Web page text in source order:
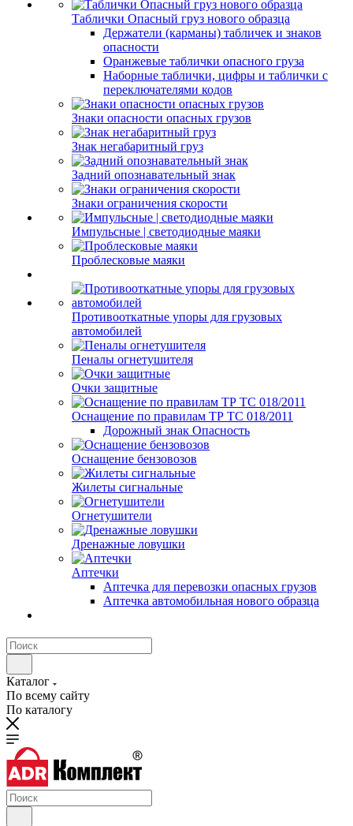
Таблички Опасный груз нового образца
Держатели (карманы) табличек и знаков
опасности
Оранжевые таблички опасного груза
Наборные таблички, цифры и таблички с
переключателями кодов
Знаки опасности опасных грузов
Знак негабаритный груз
Задний опознавательный знак
Знаки ограничения скорости
Импульсные | светодиодные маяки
Проблесковые маяки
Противооткатные упоры для грузовых
автомобилей
Пеналы огнетушителя
Очки защитные
Оснащение по правилам ТР ТС 018/2011
Дорожный знак Опасность
Оснащение бензовозов
Жилеты сигнальные
Огнетушители
Дренажные ловушки
Аптечки
Аптечка для перевозки опасных грузов
Аптечка автомобильная нового образца
Каталог
По всему сайту
По каталогу